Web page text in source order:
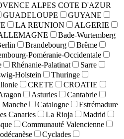
ALPES COTE D'AZUR
GUADELOUPE
GUYANE
LA REUNION
ALGERIE
Bade-Wurtemberg
Brandebourg
Brême
Poméranie-Occidentale
Rhénanie-Palatinat
Sarre
Holstein
Thuringe
CRETE
CROATIE
Asturies
Cantabrie
Catalogne
Estrémadure
Canaries La Rioja
Madrid
Communauté Valencienne
Cyclades